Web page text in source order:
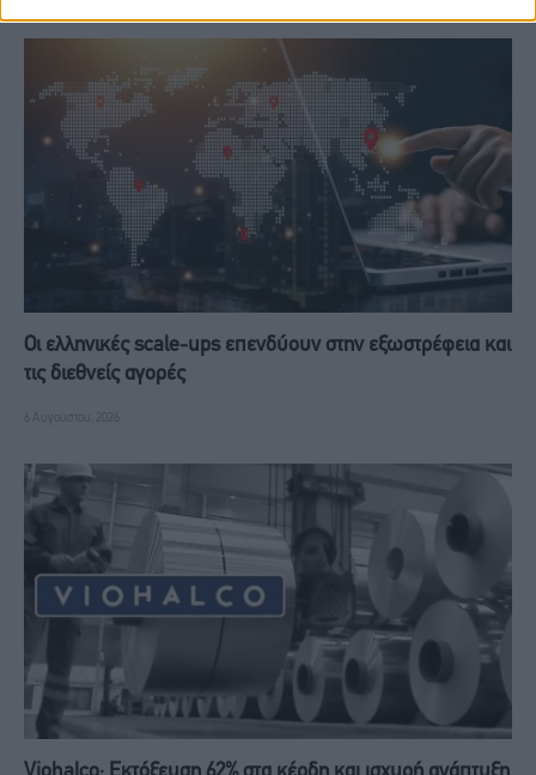
Οι ελληνικές scale-ups επενδύουν στην εξωστρέφεια και
τις διεθνείς αγορές
6 Αυγούστου, 2026